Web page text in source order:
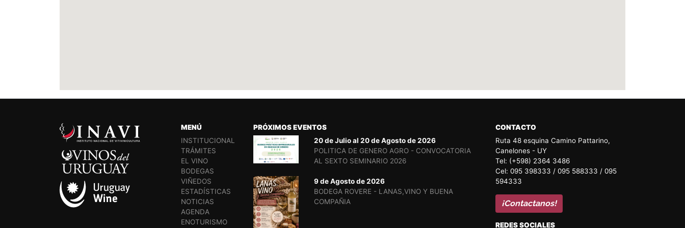
MENÚ
INSTITUCIONAL
TRÁMITES
EL VINO
BODEGAS
VIÑEDOS
ESTADÍSTICAS
NOTICIAS
AGENDA
ENOTURISMO
PRÓXIMOS EVENTOS
20 de Julio al 20 de Agosto de 2026
POLITICA DE GENERO AGRO - CONVOCATORIA
AL SEXTO SEMINARIO 2026
9 de Agosto de 2026
BODEGA ROVERE - LANAS,VINO Y BUENA
COMPAÑIA
CONTACTO
Ruta 48 esquina Camino Pattarino,
Canelones - UY
Tel: (+598) 2364 3486
Cel: 095 398333 / 095 588333 / 095
594333
¡Contactanos!
REDES SOCIALES